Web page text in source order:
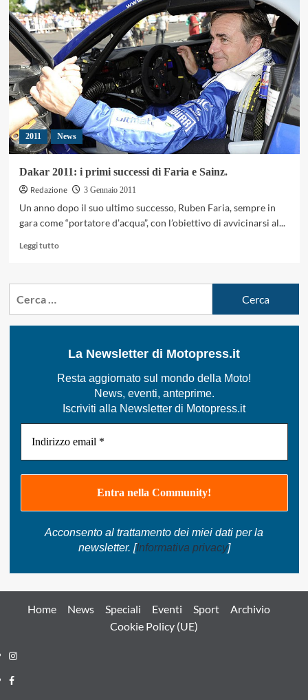
2011:
terminato
il
secondo
Stage
2011 News
Dakar 2011: i primi successi di Faria e Sainz.
Redazione
3 Gennaio 2011
Un anno dopo il suo ultimo successo, Ruben Faria, sempre in
gara come “portatore d’acqua”, con l’obiettivo di avvicinarsi al...
Leggi tuttoLeggi
su
successi
Faria
La Newsletter di Motopress.it
Resta aggiornato sul mondo della Moto!
News, eventi, anteprime.
Iscriviti alla Newsletter di Motopress.it
Acconsento al trattamento dei miei dati per la
newsletter. [Informativa privacy]
Home News Speciali Eventi Sport
Archivio
Cookie Policy (UE)
Instagram
Facebook